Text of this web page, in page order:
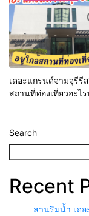
เดอะแกรนด์จามจุรีรี
สถานที่ท่องเที่ยวอะไร
Search
Recent
ลานริมน้ำ เด